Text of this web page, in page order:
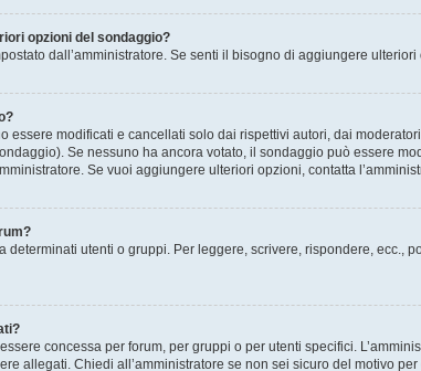
opzioni del sondaggio?
dall’amministratore. Se senti il bisogno di aggiungere
essere modificati e cancellati solo dai rispettivi autori, dai
Se nessuno ha ancora votato, il sondaggio può essere
Se vuoi aggiungere ulteriori opzioni, contatta
determinati utenti o gruppi. Per leggere, scrivere, rispondere, ecc.,
concessa per forum, per gruppi o per utenti specifici.
allegati. Chiedi all’amministratore se non sei sicuro del motivo